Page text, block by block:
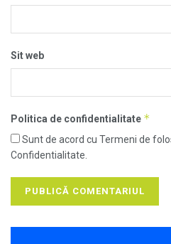
Sit web
Politica de confidentialitate *
Sunt de acord cu Termeni de
Confidentialitate.